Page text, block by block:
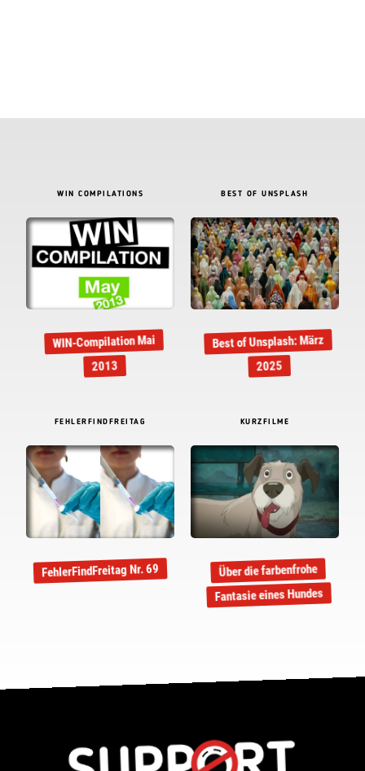
WIN COMPILATIONS
WIN-Compilation Mai
2013
BEST OF UNSPLASH
Best of Unsplash: März
2025
FEHLERFINDFREITAG
FehlerFindFreitag Nr. 69
KURZFILME
Über die farbenfrohe
Fantasie eines Hundes